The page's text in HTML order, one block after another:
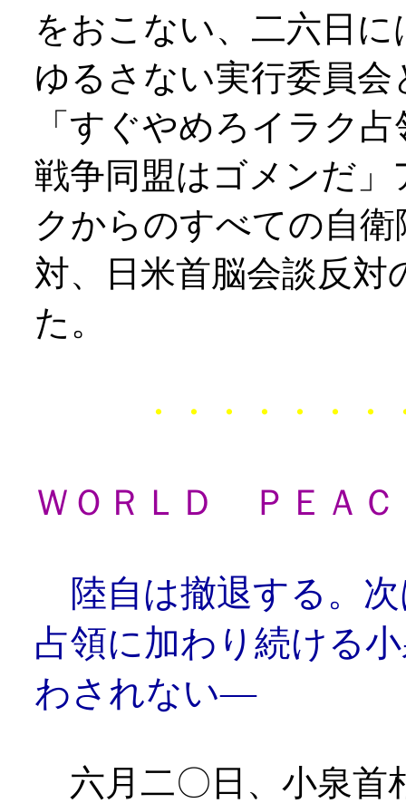
をおこない、二六日
ゆるさない実行委員
「すぐやめろイラク
戦争同盟はゴメンだ
クからのすべての自
対、日米首脳会談反
た。
・・・・・・・・・
ＷＯＲＬＤ ＰＥＡ
陸自は撤退する。
占領に加わり続ける
わされない―
六月二〇日、小泉首